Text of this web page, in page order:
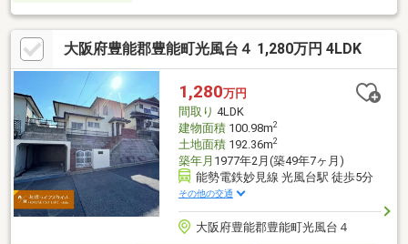
大阪府豊能郡豊能町光風台４ 1,280万円 4LDK
1,280万円
間取り 4LDK
建物面積100.98m2
土地面積192.36m2
築年月 1977年2月(築49年7ヶ月)
能勢電鉄妙見線 光風台駅 徒歩5分
その他の交通
大阪府豊能郡豊能町光風台４